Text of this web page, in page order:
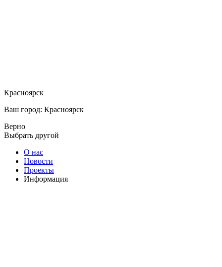
Красноярск
Ваш город: Красноярск
Верно
Выбрать другой
О нас
Новости
Проекты
Информация